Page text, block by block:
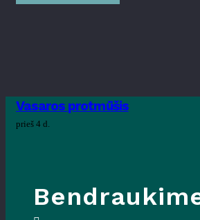
Vasaros protmūšis
prieš 4 d.